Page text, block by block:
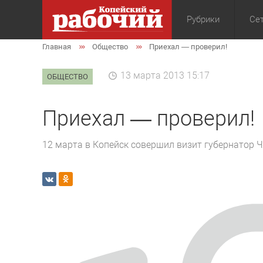
Рубрики
Общество
Главная Общество Приехал — проверил!
ОБЩЕСТВО 13 марта 2013 15:17
Приехал — проверил!
12 марта в Копейск совершил визит